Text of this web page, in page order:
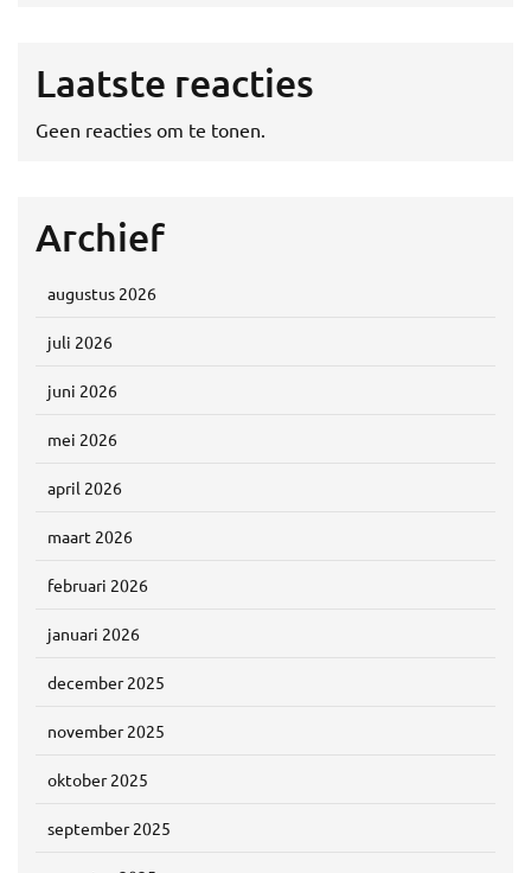
Laatste reacties
Geen reacties om te tonen.
Archief
augustus 2026
juli 2026
juni 2026
mei 2026
april 2026
maart 2026
februari 2026
januari 2026
december 2025
november 2025
oktober 2025
september 2025